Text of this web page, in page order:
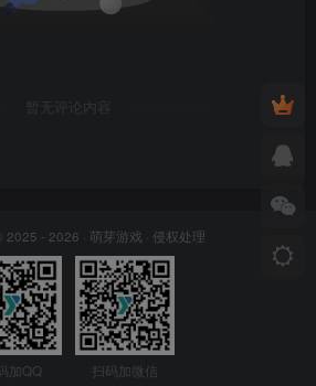
暂无评论内容
2025 - 2026 · 萌芽游戏 · 侵权处理
加QQ 扫码加微信